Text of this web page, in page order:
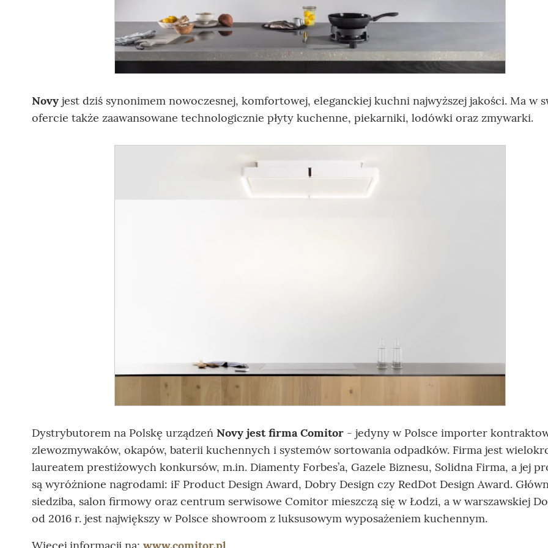
Novy jest dziś synonimem nowoczesnej, komfortowej, eleganckiej kuchni najwyższej jakości. Ma w
ofercie także zaawansowane technologicznie płyty kuchenne, piekarniki, lodówki oraz zmywarki.
Dystrybutorem na Polskę urządzeń Novy jest firma Comitor - jedyny w Polsce importer
zlewozmywaków, okapów, baterii kuchennych i systemów sortowania odpadków. Firma jest
laureatem prestiżowych konkursów, m.in. Diamenty Forbes’a, Gazele Biznesu, Solidna Firma, a jej
są wyróżnione nagrodami: iF Product Design Award, Dobry Design czy RedDot Design Award.
siedziba, salon firmowy oraz centrum serwisowe Comitor mieszczą się w Łodzi, a w warszawskiej
od 2016 r. jest największy w Polsce showroom z luksusowym wyposażeniem kuchennym.
Więcej informacji na: www.comitor.pl